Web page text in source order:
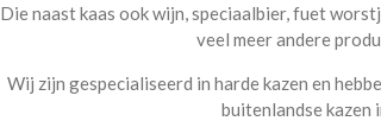
Die naast kaas ook wijn, speciaalbier, fuet
veel meer andere
Wij zijn gespecialiseerd in harde kazen en
buitenlandse kazen